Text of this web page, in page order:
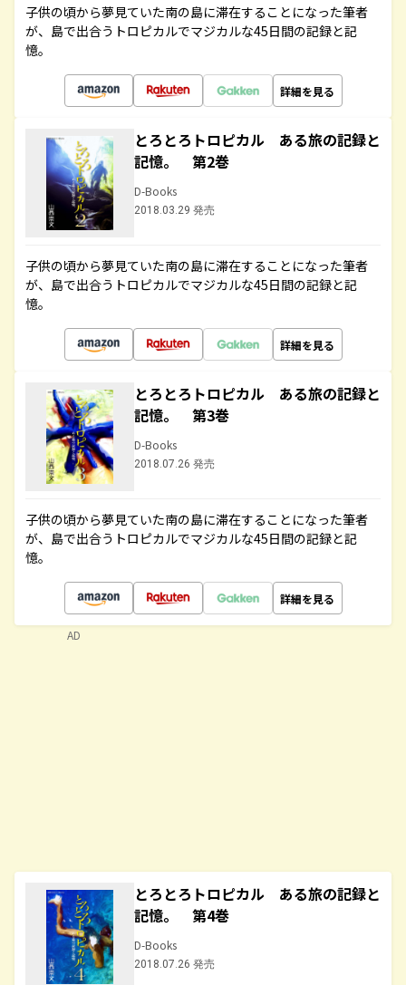
子供の頃から夢見ていた南の島に滞在することになった筆者
が、島で出合うトロピカルでマジカルな45日間の記録と記
憶。
詳細を見る
とろとろトロピカル ある旅の記録と
記憶。 第2巻
D-Books
2018.03.29 発売
子供の頃から夢見ていた南の島に滞在することになった筆者
が、島で出合うトロピカルでマジカルな45日間の記録と記
憶。
詳細を見る
とろとろトロピカル ある旅の記録と
記憶。 第3巻
D-Books
2018.07.26 発売
子供の頃から夢見ていた南の島に滞在することになった筆者
が、島で出合うトロピカルでマジカルな45日間の記録と記
憶。
詳細を見る
とろとろトロピカル ある旅の記録と
記憶。 第4巻
D-Books
2018.07.26 発売
AD